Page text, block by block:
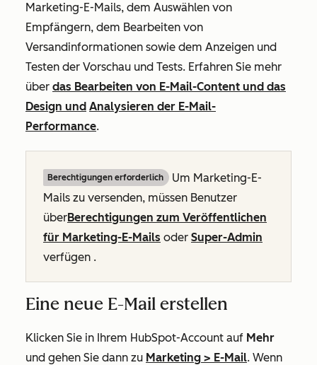
Marketing-E-Mails, dem Auswählen von
Empfängern, dem Bearbeiten von
Versandinformationen sowie dem Anzeigen und
Testen der Vorschau und Tests. Erfahren Sie mehr
über das Bearbeiten von E-Mail-Content und das
Design und Analysieren der E-Mail-
Performance.
Berechtigungen erforderlich
Um Marketing-E-
Mails zu versenden, müssen Benutzer
überBerechtigungen zum Veröffentlichen
für Marketing-E-Mails oder Super-Admin
verfügen .
Eine neue E-Mail erstellen
Klicken Sie in Ihrem HubSpot-Account auf Mehr
und gehen Sie dann zu Marketing > E-Mail. Wenn